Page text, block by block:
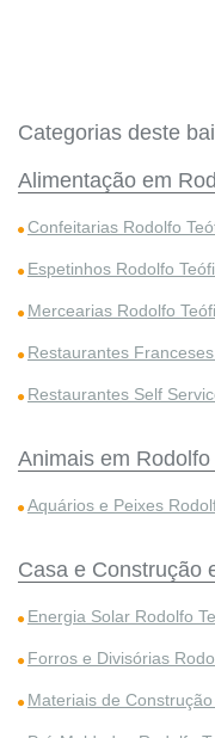
Categorias deste
Alimentação em
Confeitarias Rodolfo
Espetinhos Rodolfo
Mercearias Rodolfo
Restaurantes
Restaurantes Self
Animais em Rodolfo
Aquários e Peixes
Casa e Construção
Energia Solar Rodolfo
Forros e Divisórias
Materiais de